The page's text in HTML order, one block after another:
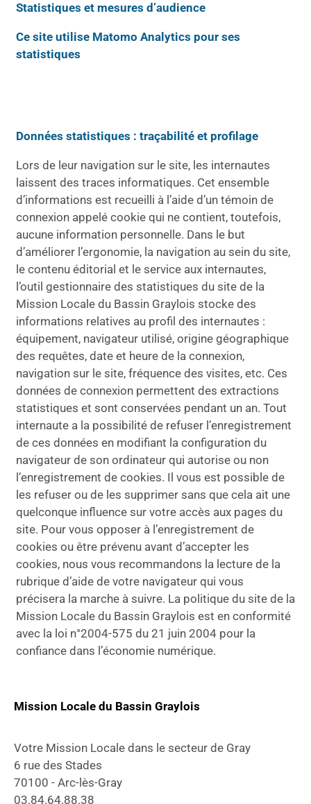
Statistiques et mesures d’audience
Ce site utilise Matomo Analytics pour ses
statistiques
Données statistiques : traçabilité et profilage
Lors de leur navigation sur le site, les internautes
laissent des traces informatiques. Cet ensemble
d’informations est recueilli à l’aide d’un témoin de
connexion appelé cookie qui ne contient, toutefois,
aucune information personnelle. Dans le but
d’améliorer l’ergonomie, la navigation au sein du site,
le contenu éditorial et le service aux internautes,
l’outil gestionnaire des statistiques du site de la
Mission Locale du Bassin Graylois stocke des
informations relatives au profil des internautes :
équipement, navigateur utilisé, origine géographique
des requêtes, date et heure de la connexion,
navigation sur le site, fréquence des visites, etc. Ces
données de connexion permettent des extractions
statistiques et sont conservées pendant un an. Tout
internaute a la possibilité de refuser l’enregistrement
de ces données en modifiant la configuration du
navigateur de son ordinateur qui autorise ou non
l’enregistrement de cookies. Il vous est possible de
les refuser ou de les supprimer sans que cela ait une
quelconque influence sur votre accès aux pages du
site. Pour vous opposer à l’enregistrement de
cookies ou être prévenu avant d’accepter les
cookies, nous vous recommandons la lecture de la
rubrique d’aide de votre navigateur qui vous
précisera la marche à suivre. La politique du site de la
Mission Locale du Bassin Graylois est en conformité
avec la loi n°2004-575 du 21 juin 2004 pour la
confiance dans l’économie numérique.
Mission Locale du Bassin Graylois
Votre Mission Locale dans le secteur de Gray
6 rue des Stades
70100 - Arc-lès-Gray
03.84.64.88.38